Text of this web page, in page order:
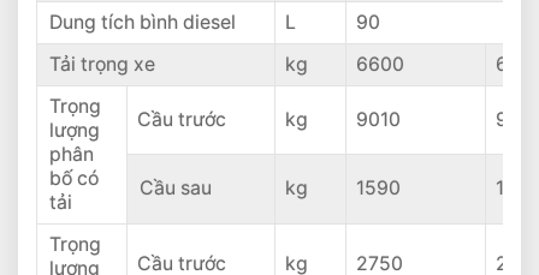
Dung tích bình diesel
L
90
Tải trọng xe
kg 6600
Trọng
lượng
phân
bố có
tải
Cầu trước kg 9010
Cầu sau kg 1590 1550
Trọng
lượng
Cầu trước kg 2750 2710